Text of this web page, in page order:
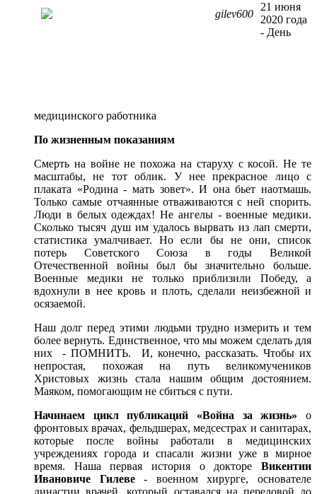
21 июня
2020 года
- День
медицинского работника
По жизненным показаниям
Смерть на войне не похожа на старуху с косой. Не те
масштабы, не тот облик. У нее прекрасное лицо с
плаката «Родина - мать зовет». И она бьет наотмашь.
Только самые отчаянные отваживаются с ней спорить.
Люди в белых одеждах! Не ангелы - военные медики.
Сколько тысяч душ им удалось вырвать из лап смерти,
статистика умалчивает. Но если бы не они, список
потерь Советского Союза в годы Великой
Отечественной войны был бы значительно больше.
Военные медики не только приблизили Победу, а
вдохнули в нее кровь и плоть, сделали неизбежной и
осязаемой.
Наш долг перед этими людьми трудно измерить и тем
более вернуть. Единственное, что мы можем сделать для
них - ПОМНИТЬ. И, конечно, рассказать. Чтобы их
непростая, похожая на путь великомучеников
Христовых жизнь стала нашим общим достоянием.
Маяком, помогающим не сбиться с пути.
Начинаем цикл публикаций «Война за жизнь» о
фронтовых врачах, фельдшерах, медсестрах и санитарах,
которые после войны работали в медицинских
учреждениях города и спасали жизни уже в мирное
время. Наша первая история о докторе Викентии
Ивановиче Гилеве- военном хирурге, основателе